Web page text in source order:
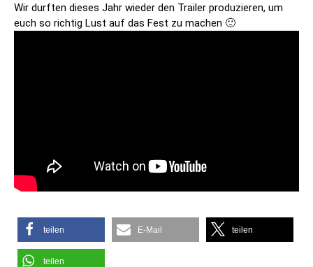
Wir durften dieses Jahr wieder den Trailer produzieren, um
euch so richtig Lust auf das Fest zu machen 🙂
teilen E-Mail teilen
teilen